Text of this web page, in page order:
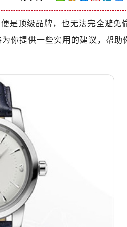
（需提前预约）
预约）
公楼14层07室（需提前预约）
室（需提前预约）
提前预约）
07室（需提前预约）
预约）
预约）
前预约）
前预约）
前预约）
蓉广场）10层13室（需提前预约）
）
是顶级品牌，也无法完全避免
你提供一些实用的建议，帮助